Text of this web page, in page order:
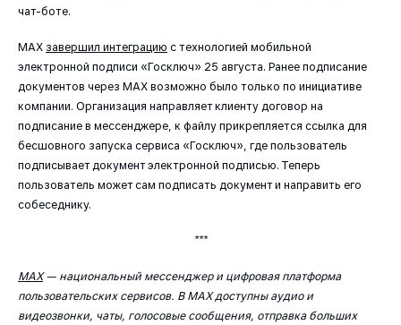
чат-боте.
МАХ завершил интеграцию с технологией мобильной
электронной подписи «Госключ» 25 августа. Ранее подписание
документов через МАХ возможно было только по инициативе
компании. Организация направляет клиенту договор на
подписание в мессенджере, к файлу прикрепляется ссылка для
бесшовного запуска сервиса «Госключ», где пользователь
подписывает документ электронной подписью. Теперь
пользователь может сам подписать документ и направить его
собеседнику.
***
MAX— национальный мессенджер и цифровая платформа
пользовательских сервисов. В МАХ доступны аудио и
видеозвонки, чаты, голосовые сообщения, отправка больших